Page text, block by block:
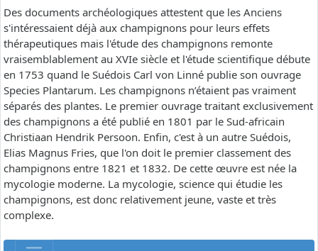
Des documents archéologiques attestent que les Anciens
s'intéressaient déjà aux champignons pour leurs effets
thérapeutiques mais l'étude des champignons remonte
vraisemblablement au XVIe siècle et l'étude scientifique débute
en 1753 quand le Suédois Carl von Linné publie son ouvrage
Species Plantarum. Les champignons n’étaient pas vraiment
séparés des plantes. Le premier ouvrage traitant exclusivement
des champignons a été publié en 1801 par le Sud-africain
Christiaan Hendrik Persoon. Enfin, c'est à un autre Suédois,
Elias Magnus Fries, que l'on doit le premier classement des
champignons entre 1821 et 1832. De cette œuvre est née la
mycologie moderne. La mycologie, science qui étudie les
champignons, est donc relativement jeune, vaste et très
complexe.